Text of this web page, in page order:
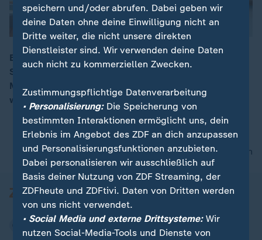
Beim Brand in einem mehrstöckigen Wohnhaus in
Saarbrücken sind am Sonntag mindestens vier
Menschen ums Leben gekommen. Mindestens 14
weitere sind verletzt worden.
nach oben
speichern und/oder abrufen. Dabei geben wir
deine Daten ohne deine Einwilligung nicht an
Dritte weiter, die nicht unsere direkten
Dienstleister sind. Wir verwenden deine Daten
auch nicht zu kommerziellen Zwecken.
Zustimmungspflichtige Datenverarbeitung
• Personalisierung:Die Speicherung von
bestimmten Interaktionen ermöglicht uns, dein
Erlebnis im Angebot des ZDF an dich anzupassen
und Personalisierungsfunktionen anzubieten.
Dabei personalisieren wir ausschließlich auf
Basis deiner Nutzung von ZDF Streaming, der
ZDFheute und ZDFtivi. Daten von Dritten werden
von uns nicht verwendet.
• Social Media und externe Drittsysteme:Wir
nutzen Social-Media-Tools und Dienste von